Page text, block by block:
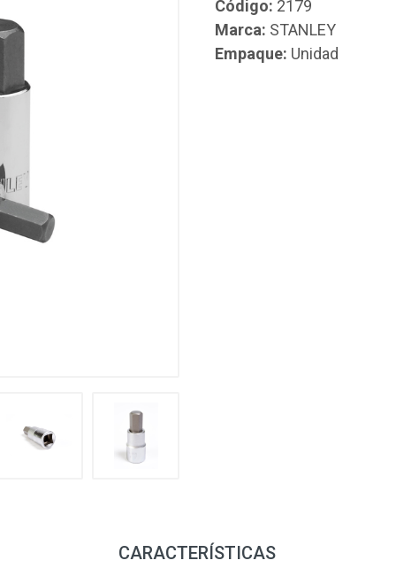
Código: 2179
Marca: STANLEY
Empaque: Unidad
CARACTERÍSTICAS